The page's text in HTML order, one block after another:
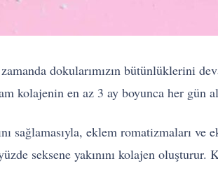
dokularımızın bütünlüklerini
kolajenin en az 3 ay boyunca her gün
eklem romatizmaları ve
seksene yakınını kolajen oluşturur.